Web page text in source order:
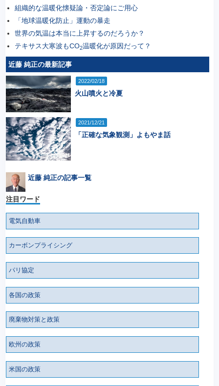
組織的な温暖化懐疑論・否定論にご用心
「地球温暖化防止」運動の暴走
世界の気温は本当に上昇するのだろうか？
テキサス大寒波もCO2温暖化が原因だって？
近藤 純正の最新記事
2022/02/18
火山噴火と冷夏
2021/12/21
「正確な気象観測」よもやま話
近藤 純正の記事一覧
注目ワード
電気自動車
カーボンプライシング
パリ協定
各国の政策
廃棄物対策と政策
欧州の政策
米国の政策